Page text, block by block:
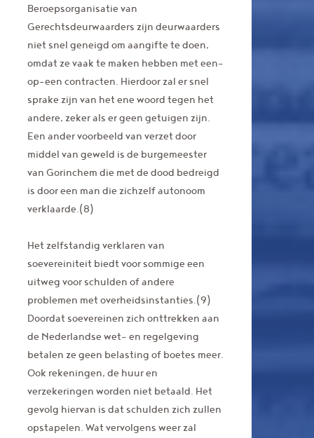
Beroepsorganisatie van
Gerechtsdeurwaarders zijn deurwaarders
niet snel geneigd om aangifte te doen,
omdat ze vaak te maken hebben met een-
op-een contracten. Hierdoor zal er snel
sprake zijn van het ene woord tegen het
andere, zeker als er geen getuigen zijn.
Een ander voorbeeld van verzet door
middel van geweld is de burgemeester
van Gorinchem die met de dood bedreigd
is door een man die zichzelf autonoom
verklaarde.(8)
Het zelfstandig verklaren van
soevereiniteit biedt voor sommige een
uitweg voor schulden of andere
problemen met overheidsinstanties.(9)
Doordat soevereinen zich onttrekken aan
de Nederlandse wet- en regelgeving
betalen ze geen belasting of boetes meer.
Ook rekeningen, de huur en
verzekeringen worden niet betaald. Het
gevolg hiervan is dat schulden zich zullen
opstapelen. Wat vervolgens weer zal